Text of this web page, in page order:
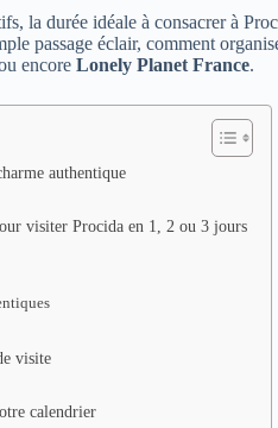
la durée idéale à consacrer à
passage éclair, comment
encore Lonely Planet France.
authentique
visiter Procida en 1, 2 ou 3 jours
visite
calendrier